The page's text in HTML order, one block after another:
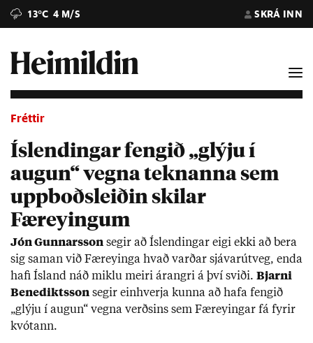
13°C 4 M/S SKRÁ INN
Fréttir
Íslendingar fengið „glýju í
augun“ vegna teknanna sem
uppboðsleiðin skilar
Færeyingum
Jón Gunn­ars­son seg­ir að Ís­lend­ing­ar eigi ekki að bera
sig sam­an við Fær­ey­inga hvað varð­ar sjáv­ar­út­veg, enda
hafi Ís­land náð miklu meiri ár­angri á því sviði. Bjarni
Bene­dikts­son seg­ir ein­hverja kunna að hafa feng­ið
„glýju í aug­un“ vegna verðs­ins sem Fær­ey­ing­ar fá fyr­ir
kvót­ann.